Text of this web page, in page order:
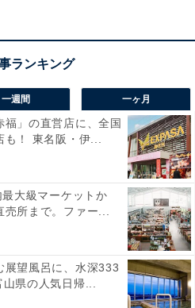
約38分
るで海外！ スケートパーク併設
がてら行きたい「本格アメリカ
3選
一週間 一ヶ月
福」の直営店に、全国
！ 東名阪・伊...
最大級マーケットか
所まで。ファー...
展望風呂に、水深333
県の人気日帰...